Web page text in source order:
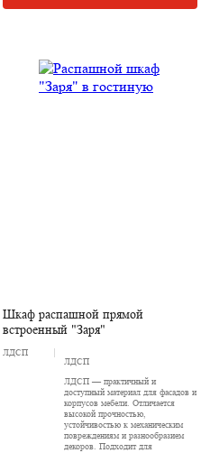
Шкаф распашной прямой
встроенный "Заря"
ЛДСП
ЛДСП
ЛДСП — практичный и
доступный материал для фасадов и
корпусов мебели. Отличается
высокой прочностью,
устойчивостью к механическим
повреждениям и разнообразием
декоров. Подходит для